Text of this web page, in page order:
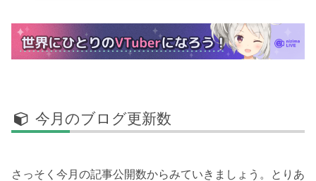
今月のブログ更新数
さっそく今月の記事公開数からみていきましょう。とりあ